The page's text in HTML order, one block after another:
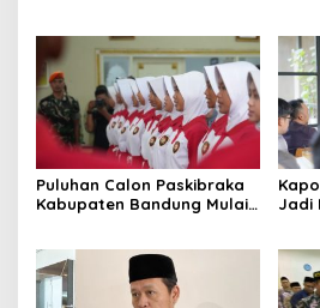
Puluhan Calon Paskibraka
Kabupaten Bandung Mulai
Jadi